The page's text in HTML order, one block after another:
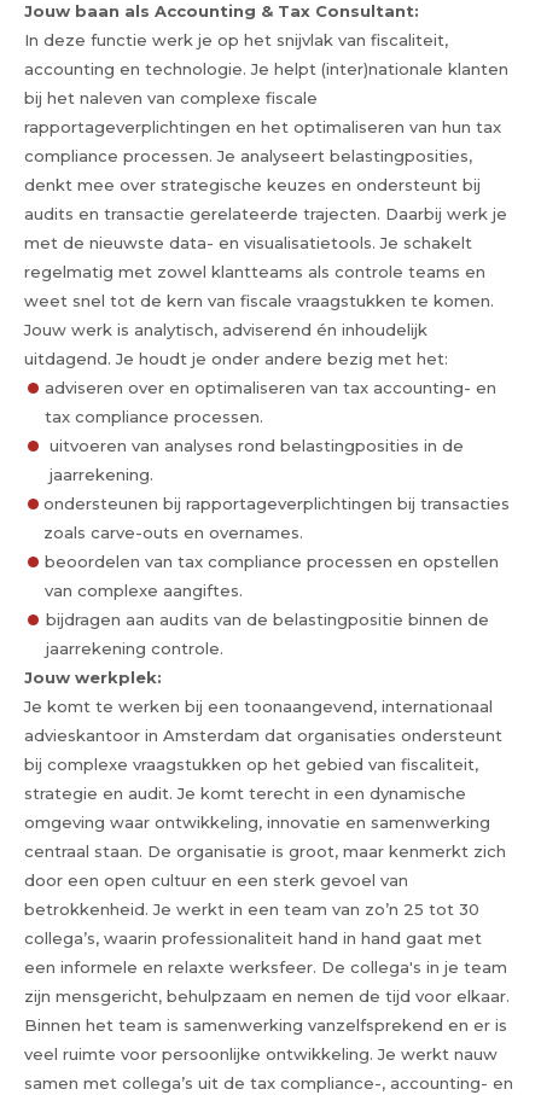
Jouw baan als Accounting & Tax Consultant:
In deze functie werk je op het snijvlak van fiscaliteit,
accounting en technologie. Je helpt (inter)nationale klanten
bij het naleven van complexe fiscale
rapportageverplichtingen en het optimaliseren van hun tax
compliance processen. Je analyseert belastingposities,
denkt mee over strategische keuzes en ondersteunt bij
audits en transactie gerelateerde trajecten. Daarbij werk je
met de nieuwste data- en visualisatietools. Je schakelt
regelmatig met zowel klantteams als controle teams en
weet snel tot de kern van fiscale vraagstukken te komen.
Jouw werk is analytisch, adviserend én inhoudelijk
uitdagend. Je houdt je onder andere bezig met het:
adviseren over en optimaliseren van tax accounting- en
tax compliance processen.
uitvoeren van analyses rond belastingposities in de
jaarrekening.
ondersteunen bij rapportageverplichtingen bij transacties
zoals carve-outs en overnames.
beoordelen van tax compliance processen en opstellen
van complexe aangiftes.
bijdragen aan audits van de belastingpositie binnen de
jaarrekening controle.
Jouw werkplek:
Je komt te werken bij een toonaangevend, internationaal
advieskantoor in Amsterdam dat organisaties ondersteunt
bij complexe vraagstukken op het gebied van fiscaliteit,
strategie en audit. Je komt terecht in een dynamische
omgeving waar ontwikkeling, innovatie en samenwerking
centraal staan. De organisatie is groot, maar kenmerkt zich
door een open cultuur en een sterk gevoel van
betrokkenheid. Je werkt in een team van zo’n 25 tot 30
collega’s, waarin professionaliteit hand in hand gaat met
een informele en relaxte werksfeer. De collega's in je team
zijn mensgericht, behulpzaam en nemen de tijd voor elkaar.
Binnen het team is samenwerking vanzelfsprekend en er is
veel ruimte voor persoonlijke ontwikkeling. Je werkt nauw
samen met collega’s uit de tax compliance-, accounting- en